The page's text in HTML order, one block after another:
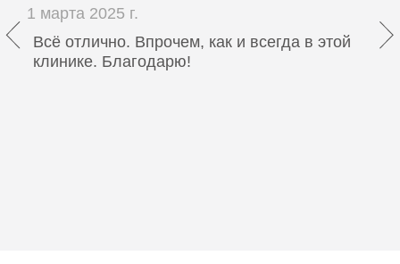
1 марта 2025 г.
Всё отлично. Впрочем, как и всегда в этой
клинике. Благодарю!